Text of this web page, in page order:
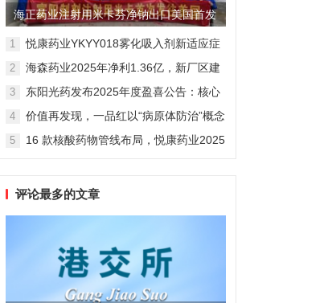
海正药业注射用米卡芬净钠出口美国首发
制剂全球化迈出关键一步
1
悦康药业YKYY018雾化吸入剂新适应症
感染防治
2
海森药业2025年净利1.36亿，新厂区建
3
东阳光药发布2025年度盈喜公告：核心
维度
4
价值再发现，一品红以“病原体防治”概念
5
16 款核酸药物管线布局，悦康药业2025
评论最多的文章